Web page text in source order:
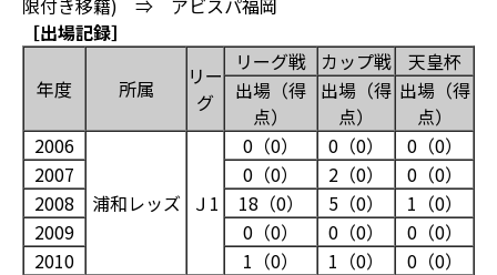
限付き移籍) ⇒ アビスパ福岡
［出場記録］
年度 所属
リー
グ
リーグ戦 カップ戦
天皇杯
出場（得
点）
出場（得
点）
出場（得
点）
2006
浦和レッズ Ｊ1
0（0） 0（0）
0（0）
2007
0（0） 2（0）
0（0）
2008
18（0） 5（0）
1（0）
2009
0（0） 0（0）
0（0）
2010
1（0） 1（0）
0（0）